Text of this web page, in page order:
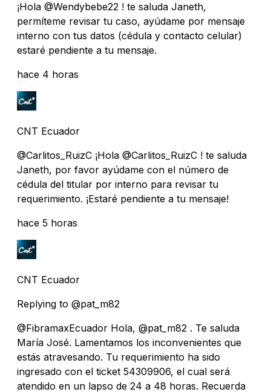
¡Hola @Wendybebe22 ! te saluda Janeth,
permíteme revisar tu caso, ayúdame por mensaje
interno con tus datos (cédula y contacto celular)
estaré pendiente a tu mensaje.
hace 4 horas
CNT Ecuador
@Carlitos_RuizC ¡Hola @Carlitos_RuizC ! te saluda
Janeth, por favor ayúdame con el número de
cédula del titular por interno para revisar tu
requerimiento. ¡Estaré pendiente a tu mensaje!
hace 5 horas
CNT Ecuador
Replying to @pat_m82
@FibramaxEcuador Hola, @pat_m82 . Te saluda
María José. Lamentamos los inconvenientes que
estás atravesando. Tu requerimiento ha sido
ingresado con el ticket 54309906, el cual será
atendido en un lapso de 24 a 48 horas. Recuerda